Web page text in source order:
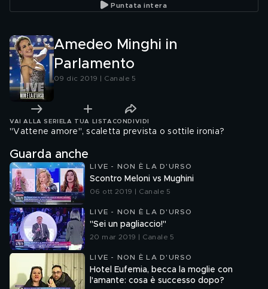
Puntata intera
Amedeo Minghi in
Parlamento
09 dic 2019 | Canale 5
VAI ALLA SERIE LA TUA LISTA CONDIVIDI
"Vattene amore", scaletta prevista o sottile ironia?
Guarda anche
LIVE - NON È LA D'URSO
Scontro Meloni vs Mughini
06 ott 2019 | Canale 5
LIVE - NON È LA D'URSO
"Sei un pagliaccio!"
20 mar 2019 | Canale 5
LIVE - NON È LA D'URSO
Hotel Eufemia, becca la moglie con
l'amante: cosa è successo dopo?